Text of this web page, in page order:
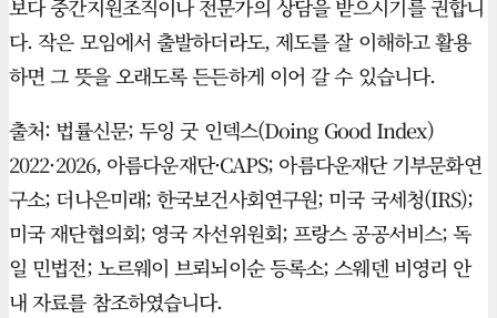
보다 중간지원조직이나 전문가의 상담을 받으시기를 권합니
다. 작은 모임에서 출발하더라도, 제도를 잘 이해하고 활용
하면 그 뜻을 오래도록 든든하게 이어 갈 수 있습니다.
출처: 법률신문; 두잉 굿 인덱스(Doing Good Index)
2022·2026, 아름다운재단·CAPS; 아름다운재단 기부문화연
구소; 더나은미래; 한국보건사회연구원; 미국 국세청(IRS);
미국 재단협의회; 영국 자선위원회; 프랑스 공공서비스; 독
일 민법전; 노르웨이 브뢰뇌이순 등록소; 스웨덴 비영리 안
내 자료를 참조하였습니다.